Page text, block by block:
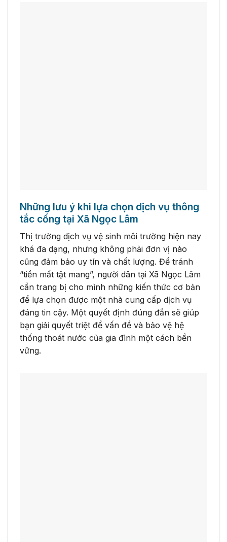
Những lưu ý khi lựa chọn dịch vụ thông
tắc cống tại Xã Ngọc Lâm
Thị trường dịch vụ vệ sinh môi trường hiện nay
khá đa dạng, nhưng không phải đơn vị nào
cũng đảm bảo uy tín và chất lượng. Để tránh
“tiền mất tật mang”, người dân tại Xã Ngọc Lâm
cần trang bị cho mình những kiến thức cơ bản
để lựa chọn được một nhà cung cấp dịch vụ
đáng tin cậy. Một quyết định đúng đắn sẽ giúp
bạn giải quyết triệt để vấn đề và bảo vệ hệ
thống thoát nước của gia đình một cách bền
vững.